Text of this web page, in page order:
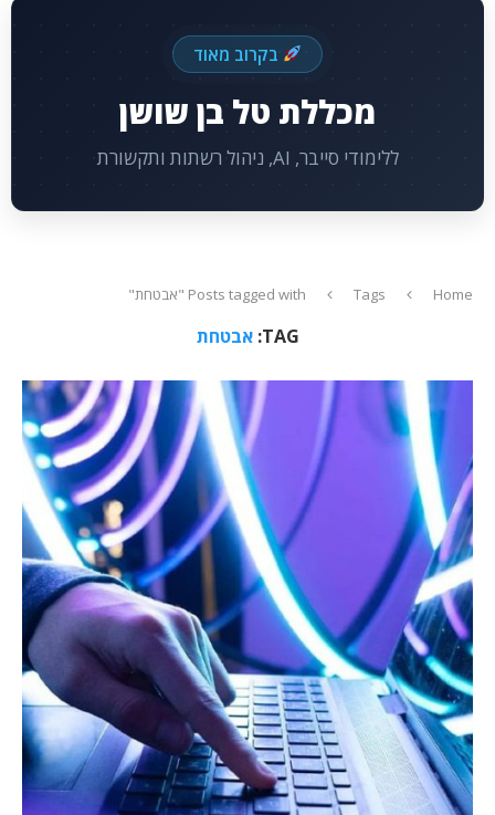
בקרוב מאוד
מכללת טל בן שושן
ללימודי סייבר, AI, ניהול רשתות ותקשורת
Home
Tags Posts tagged with "אבטחת"
TAG: אבטחת